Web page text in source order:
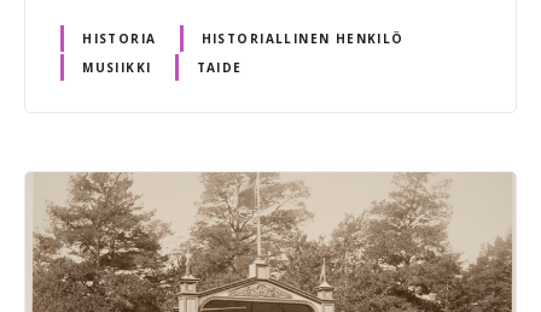
HISTORIA
HISTORIALLINEN HENKILÖ
MUSIIKKI
TAIDE